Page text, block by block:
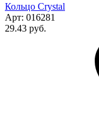
Кольцо Сrystal
Арт: 016281
29.43 руб.